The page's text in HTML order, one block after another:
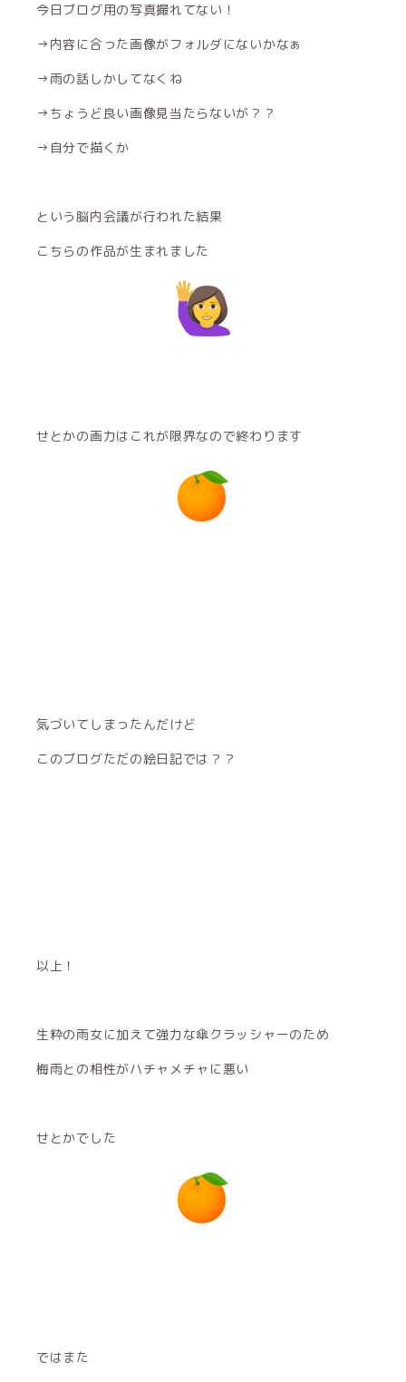
今日ブログ用の写真撮れてない！
→内容に合った画像がフォルダにないかなぁ
→雨の話しかしてなくね
→ちょうど良い画像見当たらないが？？
→自分で描くか
という脳内会議が行われた結果
こちらの作品が生まれました
せとかの画力はこれが限界なので終わります
気づいてしまったんだけど
このブログただの絵日記では？？
以上！
生粋の雨女に加えて強力な傘クラッシャーのため
梅雨との相性がハチャメチャに悪い
せとかでした
ではまた